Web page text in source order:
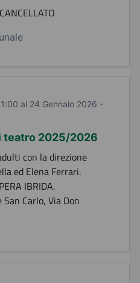
al 24 Gennaio 2026 -
teatro 2025/2026
con la direzione
ed Elena Ferrari.
IBRIDA.
Carlo, Via Don